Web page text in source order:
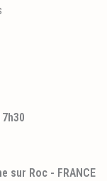
sur Roc - FRANCE